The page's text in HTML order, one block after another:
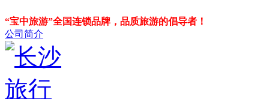
“宝中旅游”全国连锁品牌，品质旅游的倡导者！
公司简介